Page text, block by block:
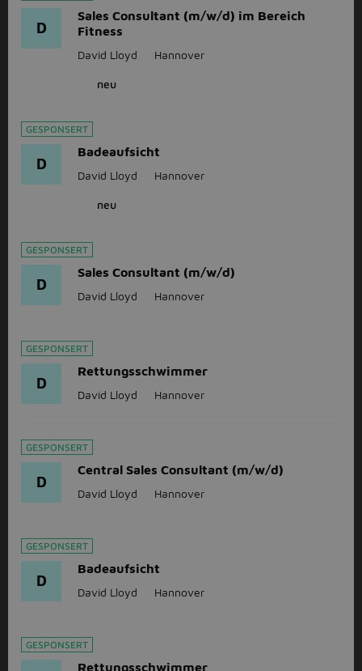
D
Sales Consultant (m/w/d) im Bereich
Fitness
David Lloyd Hannover
neu
GESPONSERT
D
Badeaufsicht
David Lloyd Hannover
neu
GESPONSERT
D
Sales Consultant (m/w/d)
David Lloyd Hannover
GESPONSERT
D
Rettungsschwimmer
David Lloyd Hannover
GESPONSERT
D
Central Sales Consultant (m/w/d)
David Lloyd Hannover
GESPONSERT
D
Badeaufsicht
David Lloyd Hannover
GESPONSERT
Rettungsschwimmer